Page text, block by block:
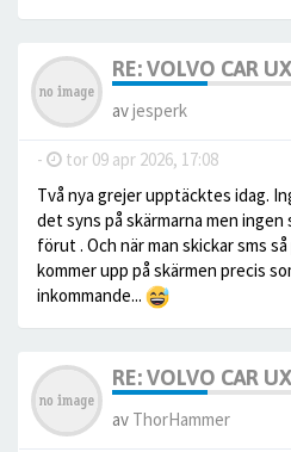
RE: VOLVO CAR UX
avjesperk
- tor 09 apr 2026, 17:08
Två nya grejer upptäcktes idag.
det syns på skärmarna men ingen
förut . Och när man skickar sms
kommer upp på skärmen precis
inkommande...
RE: VOLVO CAR UX
av ThorHammer